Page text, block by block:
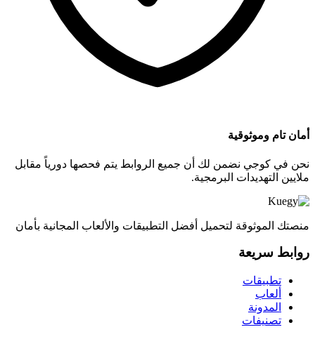
أمان تام وموثوقية
نحن في كوجي نضمن لك أن جميع الروابط يتم فحصها دورياً مقابل
ملايين التهديدات البرمجية.
منصتك الموثوقة لتحميل أفضل التطبيقات والألعاب المجانية بأمان
روابط سريعة
تطبيقات
ألعاب
المدونة
تصنيفات